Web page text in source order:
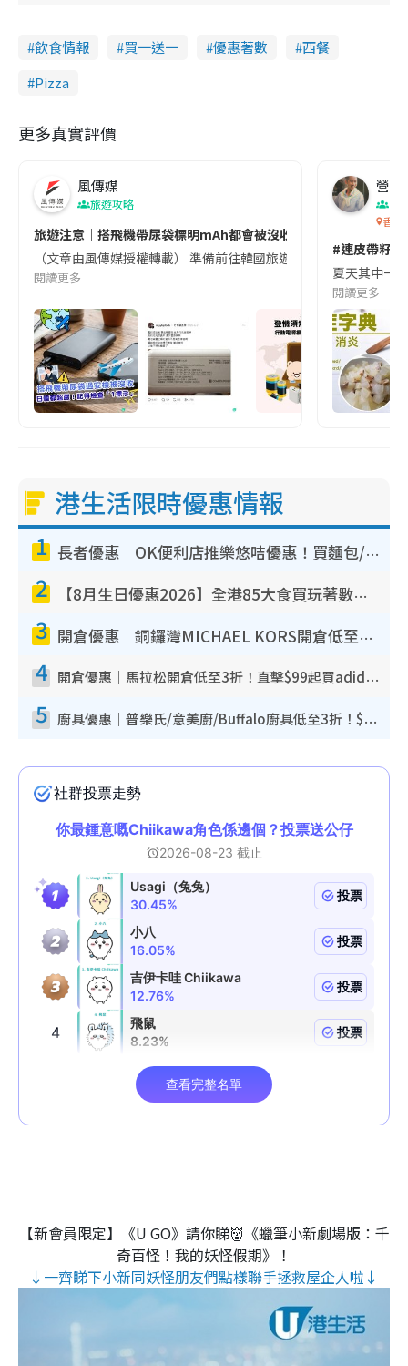
飲食情報 買一送一 優惠著數
西餐
Pizza
更多真實評價
風傳媒
旅遊攻略
旅遊注意｜搭飛機帶尿袋標明mAh都會被沒收😱出發前切記檢查
（文章由風傳媒授權轉載） 準備前往韓國旅遊的民眾，近期要
閱讀更多
營養
香港
#連皮帶籽
夏天其中一
閱讀更多
港生活限時優惠情報
1 長者優惠｜OK便利店推樂悠咭優惠！買麵包/牛奶/保健品拍卡即減
2 【8月生日優惠2026】全港85大食買玩著數攻略 自助餐/火鍋放題同行免費＋誠品/DONKI送現金券
3 開倉優惠｜銅鑼灣MICHAEL KORS開倉低至17折！直擊$500起買手袋/銀包/鞋款 必買經典Jet Set系列
4 開倉優惠｜馬拉松開倉低至3折！直擊$99起買adidas／New Balance／Puma鞋款 STANLEY保溫杯劈價至$119起
5 廚具優惠｜普樂氏/意美廚/Buffalo廚具低至3折！$89起買煎鍋／炒鑊／個人鍋 同場小家電激減至$99起
【新會員限定】《U GO》請你睇👹《蠟筆小新劇場版：千
奇百怪！我的妖怪假期》！
↓一齊睇下小新同妖怪朋友們點樣聯手拯救屋企人啦↓